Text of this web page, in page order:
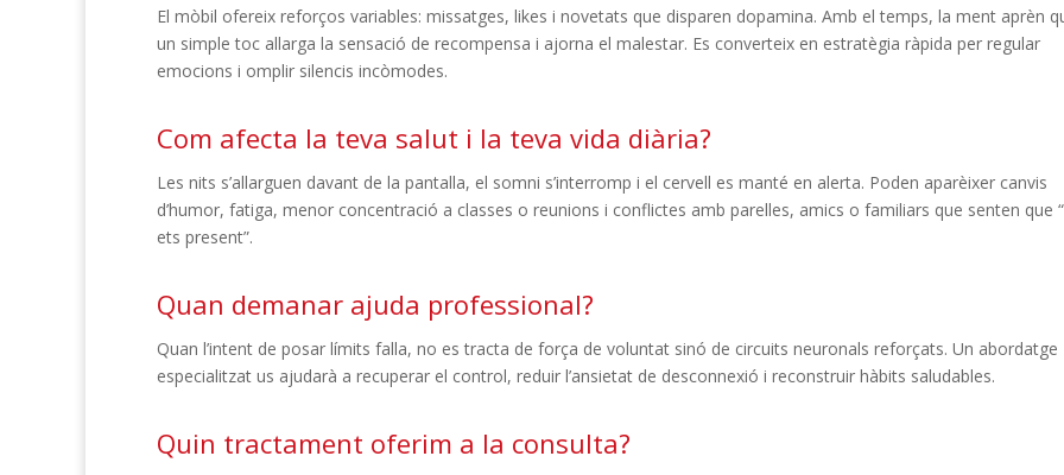
El mòbil ofereix reforços variables: missatges, likes i novetats que disparen dopamina. Amb el temps, la ment aprèn
un simple toc allarga la sensació de recompensa i ajorna el malestar. Es converteix en estratègia ràpida per regular
emocions i omplir silencis incòmodes.
Com afecta la teva salut i la teva vida diària?
Les nits s’allarguen davant de la pantalla, el somni s’interromp i el cervell es manté en alerta. Poden aparèixer canvis
d’humor, fatiga, menor concentració a classes o reunions i conflictes amb parelles, amics o familiars que senten que
ets present”.
Quan demanar ajuda professional?
Quan l’intent de posar límits falla, no es tracta de força de voluntat sinó de circuits neuronals reforçats. Un abordatge
especialitzat us ajudarà a recuperar el control, reduir l’ansietat de desconnexió i reconstruir hàbits saludables.
Quin tractament oferim a la consulta?